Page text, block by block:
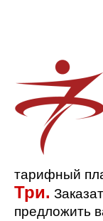
тарифный
Три.
предложить